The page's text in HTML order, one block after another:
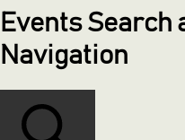
Events Search
Navigation